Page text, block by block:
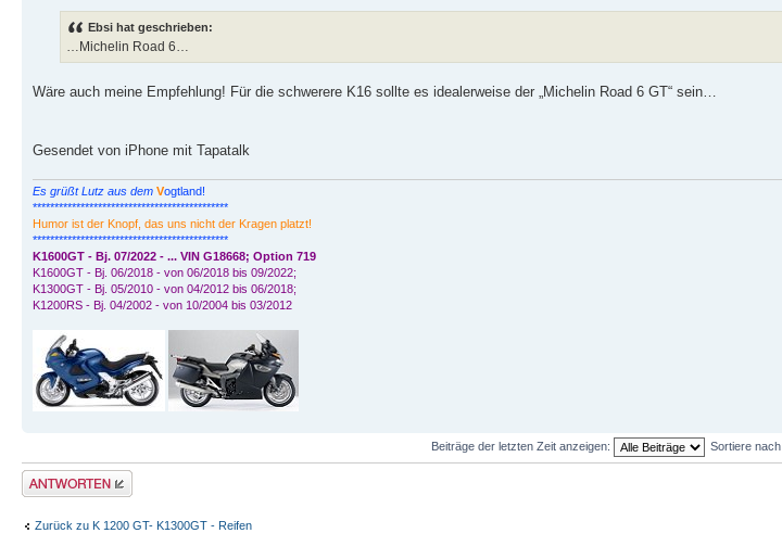
Ebsi hat geschrieben:
…Michelin Road 6…
Wäre auch meine Empfehlung! Für die schwerere K16 sollte es idealerweise der „Michelin Road 6 GT“ sein…
Gesendet von iPhone mit Tapatalk
Es grüßt Lutz aus dem Vogtland!
*********************************************
Humor ist der Knopf, das uns nicht der Kragen platzt!
*********************************************
K1600GT - Bj. 07/2022 - ... VIN G18668; Option 719
K1600GT - Bj. 06/2018 - von 06/2018 bis 09/2022;
K1300GT - Bj. 05/2010 - von 04/2012 bis 06/2018;
K1200RS - Bj. 04/2002 - von 10/2004 bis 03/2012
Beiträge der letzten Zeit anzeigen: Sortiere nach
Antwort schreiben
Zurück zu K 1200 GT- K1300GT - Reifen